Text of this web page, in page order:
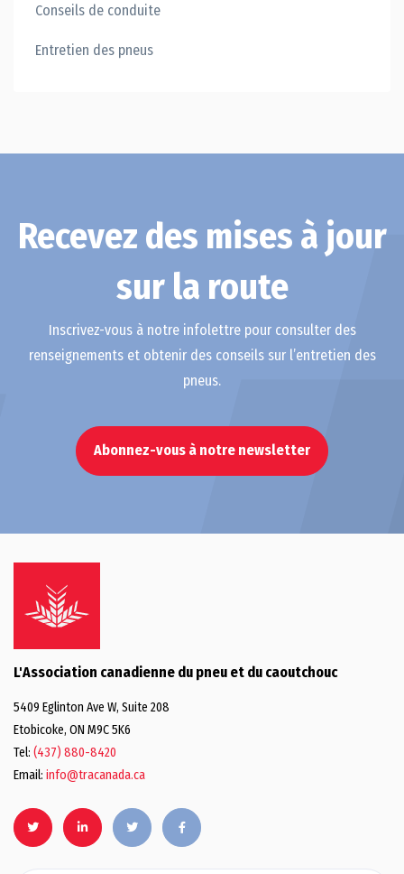
Conseils de conduite
Entretien des pneus
Recevez des mises à jour
sur la route
Inscrivez-vous à notre infolettre pour consulter des
renseignements et obtenir des conseils sur l’entretien des
pneus.
Abonnez-vous à notre newsletter
L'Association canadienne du pneu et du caoutchouc
5409 Eglinton Ave W, Suite 208
Etobicoke, ON M9C 5K6
Tel: (437) 880-8420
Email: info@tracanada.ca